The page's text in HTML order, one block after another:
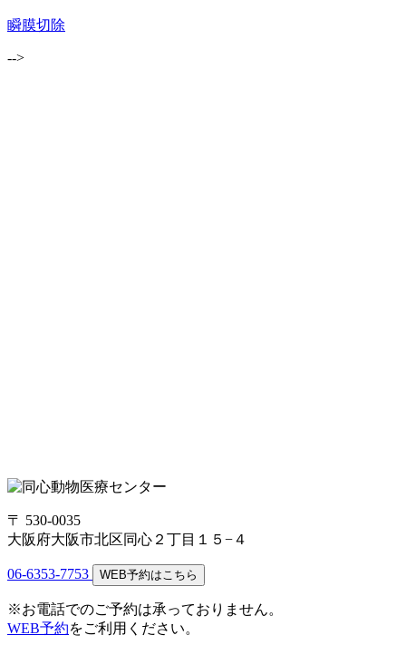
瞬膜切除
-->
〒 530-0035
大阪府大阪市北区同心２丁目１５−４
06-6353-7753 WEB予約はこちら
※お電話でのご予約は承っておりません。
WEB予約をご利用ください。